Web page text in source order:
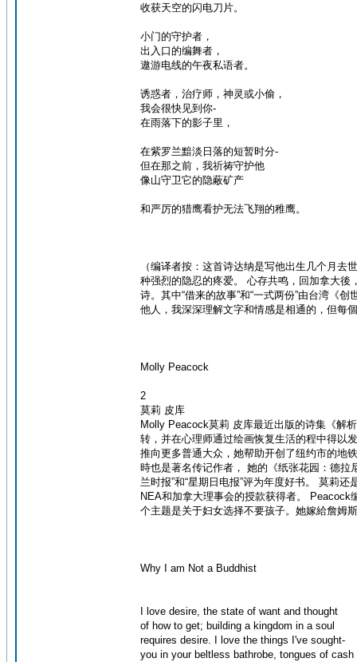
收获天空的闪电刀片。
小门的守护者，
出入口的编舞者，
遨游电线的午夜私语者。
诱惑者，治疗师，神灵或小偷，
我会很快见到你-
在雨落下的影子里，
在紫罗兰黯淡日落的短暂时分-
但在那之前，我祈祷守护他
像山守卫它的隐蔽矿产
和严厉的猎鹰看护无法飞翔的稚鹰。
（编译者按：这首诗达纳是写他出生几个月
种强烈的隐忍的疼爱。 心存共鸣，回加拿大
诗。其中“借来的故事”和“一式两份”由台湾《
他人，我深深理解文字和情感是相通的，但每
Molly Peacock
2
莫莉 皮库
Molly Peacock莫莉 皮库最近出版的诗集《解
转，并在心理师通过绘画恢复生活的程中得以
推向更多普通大众，她帮助开创了纽约市的地
時也是著名传记作者， 她的《纸张花园：德拉
兰时报”和“星期日电报”评为年度好书。 莫莉
NEA和加拿大理事会的授款获得者。
个主题是关于妇女选择不要孩子。她嫁給詹姆
Why I am Not a Buddhist
I love desire, the state of want and thought
of how to get; building a kingdom in a soul
requires desire. I love the things I've sought-
you in your beltless bathrobe, tongues of cash